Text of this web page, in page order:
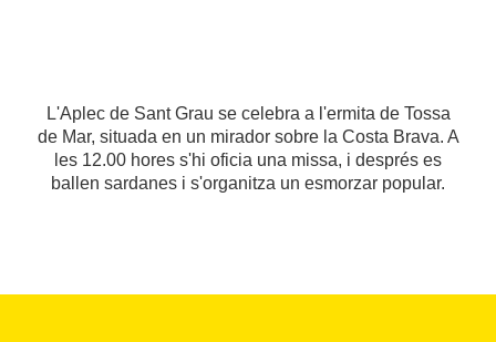
L'Aplec de Sant Grau se celebra a l'ermita de Tossa
de Mar, situada en un mirador sobre la Costa Brava. A
les 12.00 hores s'hi oficia una missa, i després es
ballen sardanes i s'organitza un esmorzar popular.